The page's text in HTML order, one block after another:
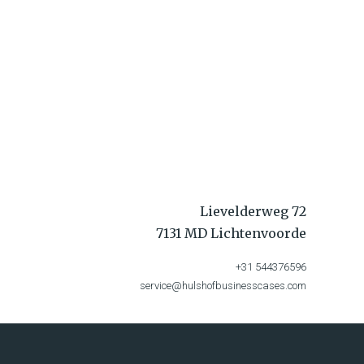
Lievelderweg 72
7131 MD Lichtenvoorde
+31 544376596
service@hulshofbusinesscases.com